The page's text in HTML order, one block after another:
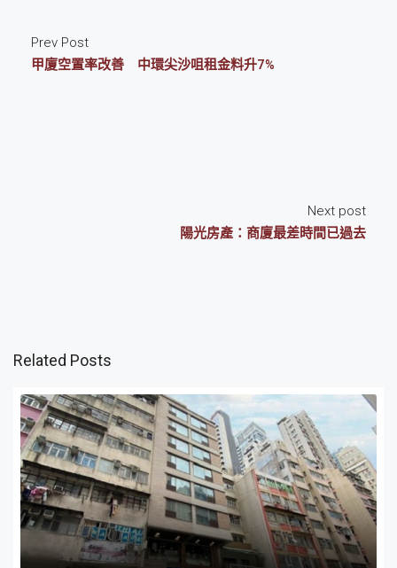
Prev Post
甲廈空置率改善 中環尖沙咀租金料升7%
Next post
陽光房產：商廈最差時間已過去
Related Posts